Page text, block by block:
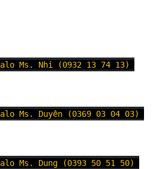
Ms. Nhi (0932 13 74 13)
Ms. Duyên (0369 03 04 03)
Ms. Dung (0393 50 51 50)